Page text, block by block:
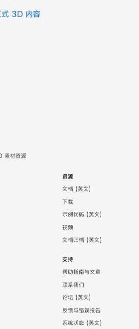
3D 内容
素材资源
资源
文档
下载
示例代码
视频
文档归档
支持
帮助指南与文章
联系我们
论坛
反馈与错误报告
系统状态